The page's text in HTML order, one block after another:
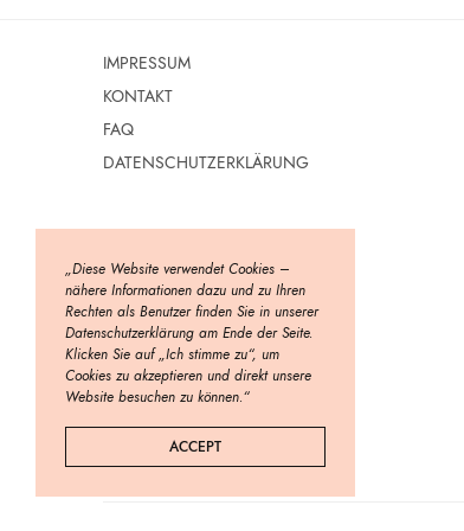
IMPRESSUM
KONTAKT
FAQ
DATENSCHUTZERKLÄRUNG
„Diese Website verwendet Cookies –
nähere Informationen dazu und zu Ihren
Rechten als Benutzer finden Sie in unserer
Datenschutzerklärung am Ende der Seite.
Klicken Sie auf „Ich stimme zu“, um
Cookies zu akzeptieren und direkt unsere
Website besuchen zu können.“
ACCEPT